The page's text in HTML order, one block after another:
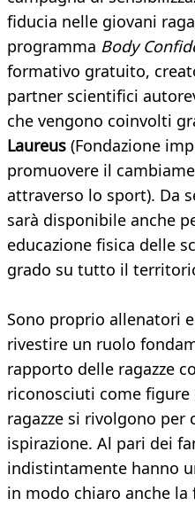
fiducia nelle giovani
programma Body
formativo gratuito,
partner scientifici
che vengono coinvolti
Laureus (Fondazione
promuovere il
attraverso lo sport). Da
sarà disponibile anche
educazione fisica delle
grado su tutto il
Sono proprio allenatori
rivestire un ruolo
rapporto delle ragazze
riconosciuti come
ragazze si rivolgono
ispirazione. Al pari dei
indistintamente hanno
in modo chiaro anche